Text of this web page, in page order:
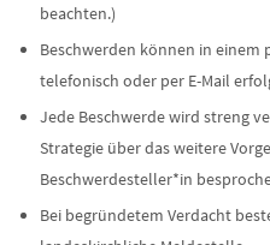
beachten.)
Beschwerden können in einem
telefonisch oder per E-Mail
Jede Beschwerde wird streng
Strategie über das weitere
Beschwerdesteller*in
Bei begründetem Verdacht